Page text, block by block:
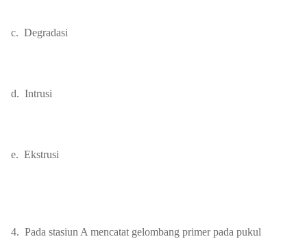
c. Degradasi
d. Intrusi
e. Ekstrusi
4. Pada stasiun A mencatat gelombang primer pada pukul